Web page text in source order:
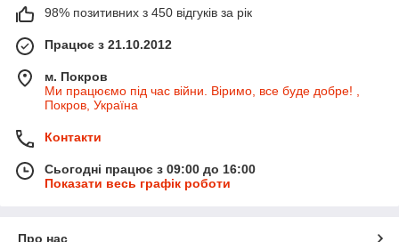
98% позитивних з 450 відгуків за рік
Працює з 21.10.2012
м. Покров
Ми працюємо під час війни. Віримо, все буде добре! ,
Покров, Україна
Контакти
Сьогодні працює з 09:00 до 16:00
Показати весь графік роботи
Про нас